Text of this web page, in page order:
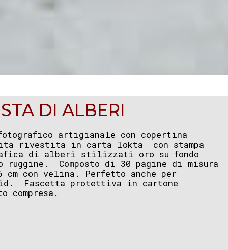
DI ALBERI
fotografico artigianale con copertina
rivestita in carta lokta con stampa
di alberi stilizzati oro su fondo
ruggine. Composto di 30 pagine di misura
cm con velina. Perfetto anche per
Fascetta protettiva in cartone
compresa.